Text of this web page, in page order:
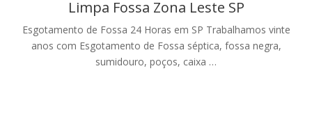
Limpa Fossa Zona Leste SP
Esgotamento de Fossa 24 Horas em SP Trabalhamos vinte
anos com Esgotamento de Fossa séptica, fossa negra,
sumidouro, poços, caixa …